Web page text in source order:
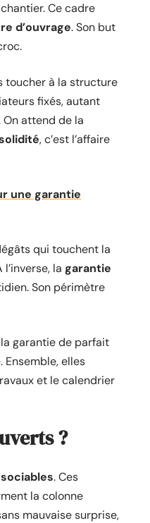
Ce cadre
d’ouvrage. Son but
toucher à la structure
fixés, autant
On attend de la
, c’est l’affaire
une garantie
qui touchent la
la garantie
Son périmètre
garantie de parfait
Ensemble, elles
et le calendrier
?
. Ces
la colonne
mauvaise surprise,